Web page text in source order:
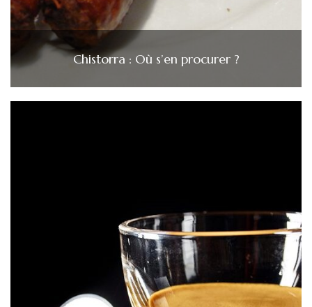
Chistorra : Où s’en procurer ?